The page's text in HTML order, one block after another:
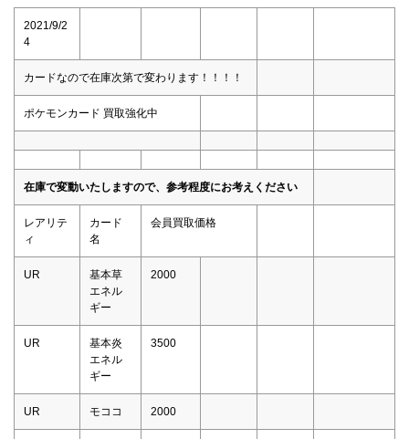
2021/9/2
4
カードなので在庫次第で変わります！！！！
ポケモンカード 買取強化中
在庫で変動いたしますので、参考程度にお考えください
レアリテ
ィ
カード
名
会員買取価格
UR
基本草
エネル
ギー
2000
UR
基本炎
エネル
ギー
3500
UR モココ 2000